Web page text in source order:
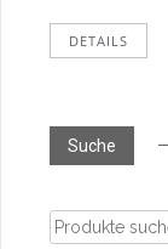
DETAILS
Suche
Suchen
nach: